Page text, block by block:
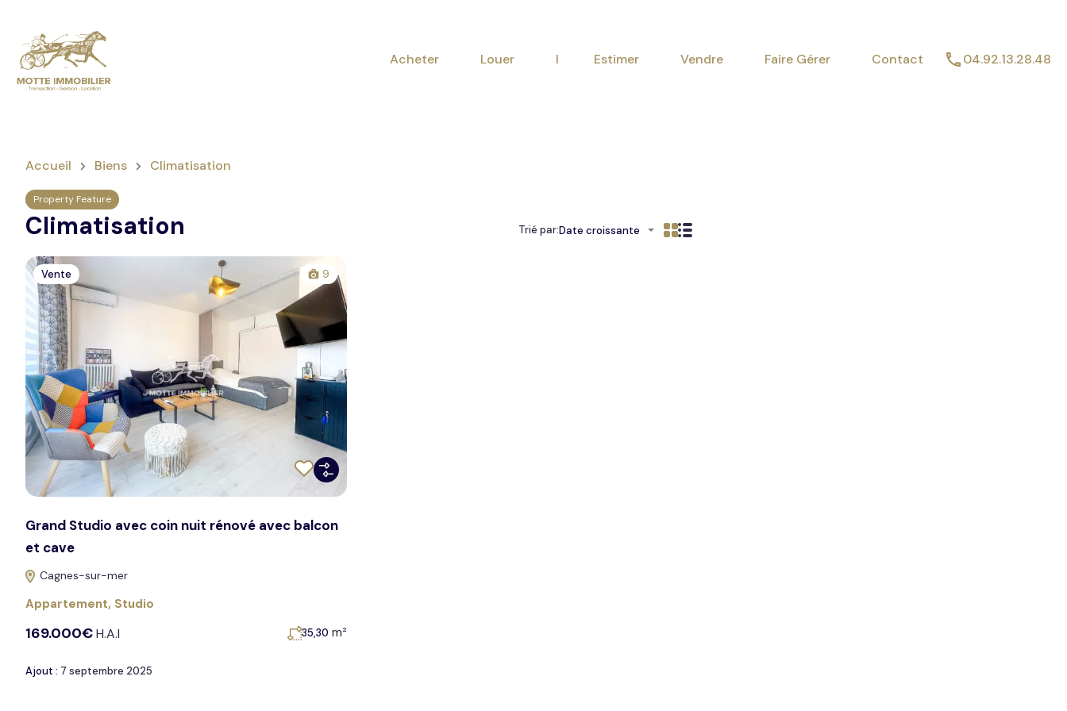
Acheter Louer I Estimer Vendre Faire Gérer Contact
Acheter Louer I Estimer Vendre Faire Gérer Contact 04.92.13.28.48
Accueil Biens Climatisation
Property Feature
Climatisation Trié par:Date croissante
Vente 9
Grand Studio avec coin nuit rénové avec balcon
et cave
Cagnes-sur-mer
Appartement, Studio
169.000€H.A.I 35,30 m²
Ajout : 7 septembre 2025